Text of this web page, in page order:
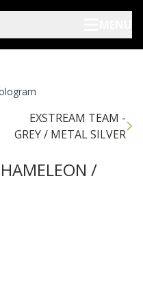
EXSTREAM TEAM -
GREY / METAL SILVER
/